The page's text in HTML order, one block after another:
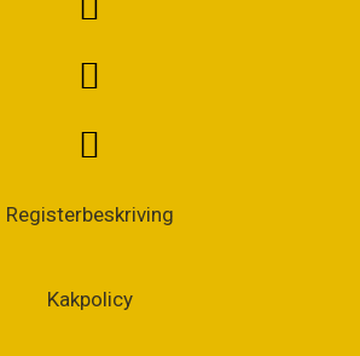
Registerbeskriving
Kakpolicy